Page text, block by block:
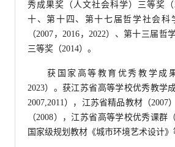
秀成果奖（人文社会科学）三等奖（
十、第十四、第十七届哲学社会科
（2007，2016，2022）、第十三届哲
三等奖（2014）。
获国家高等教育优秀教学成
2023）。获江苏省高等学校优秀教学
2007,2011），江苏省精品教材（2007
（2008），江苏省高等学校优秀课群
国家级规划教材《城市环境艺术设计》